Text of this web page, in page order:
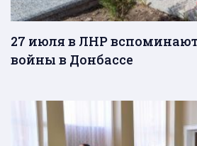
27 июля в ЛНР вспоминают
войны в Донбассе